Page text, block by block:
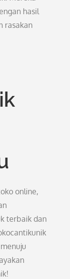
hasil
rasakan
online,
terbaik dan